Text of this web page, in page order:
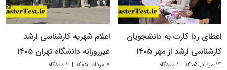
اعطای ردا کارت به دانشجویان
کارشناسی ارشد از مهر ۱۴۰۵
۱۴ مرداد, ۱۴۰۵ | ۱ دیدگاه
اعلام شهریه کارشناسی ارشد
غیرروزانه دانشگاه تهران ۱۴۰۵
۷ مرداد, ۱۴۰۵ | ۳ دیدگاه